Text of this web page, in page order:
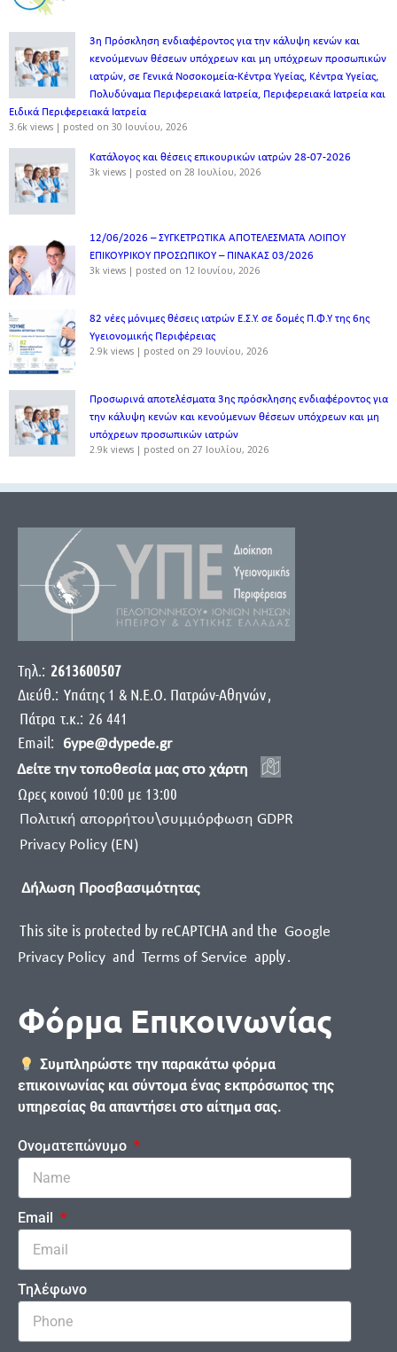
3η Πρόσκληση ενδιαφέροντος για την κάλυψη κενών και
κενούμενων θέσεων υπόχρεων και μη υπόχρεων προσωπικών
ιατρών, σε Γενικά Νοσοκομεία-Κέντρα Υγείας, Κέντρα Υγείας,
Πολυδύναμα Περιφερειακά Ιατρεία, Περιφερειακά Ιατρεία και
Ειδικά Περιφερειακά Ιατρεία
3.6k views | posted on 30 Ιουνίου, 2026
Κατάλογος και θέσεις επικουρικών ιατρών 28-07-2026
3k views | posted on 28 Ιουλίου, 2026
12/06/2026 – ΣΥΓΚΕΤΡΩΤΙΚΑ ΑΠΟΤΕΛΕΣΜΑΤΑ ΛΟΙΠΟΥ
ΕΠΙΚΟΥΡΙΚΟΥ ΠΡΟΣΩΠΙΚΟΥ – ΠΙΝΑΚΑΣ 03/2026
3k views | posted on 12 Ιουνίου, 2026
82 νέες μόνιμες θέσεις ιατρών Ε.Σ.Υ. σε δομές Π.Φ.Υ της 6ης
Υγειονομικής Περιφέρειας
2.9k views | posted on 29 Ιουνίου, 2026
Προσωρινά αποτελέσματα 3ης πρόσκλησης ενδιαφέροντος για
την κάλυψη κενών και κενούμενων θέσεων υπόχρεων και μη
υπόχρεων προσωπικών ιατρών
2.9k views | posted on 27 Ιουλίου, 2026
Τηλ.: 2613600507
Διεύθ.: Yπάτης 1 & Ν.Ε.Ο. Πατρών-Αθηνών,
Πάτρα τ.κ.: 26 441
Email:
6ype@dypede.gr
Δείτε την τοποθεσία μας στο χάρτη
Ωρες κοινού 10:00 με 13:00
Πολιτική απορρήτου\συμμόρφωση GDPR
Privacy Policy (EN)
Δήλωση Προσβασιμότητας
This site is protected by reCAPTCHA and the Google
Privacy Policy and Terms of Service apply.
Φόρμα Επικοινωνίας
Συμπληρώστε την παρακάτω φόρμα
επικοινωνίας και σύντομα ένας εκπρόσωπος της
υπηρεσίας θα απαντήσει στο αίτημα σας.
Ονοματεπώνυμο
Email
Τηλέφωνο